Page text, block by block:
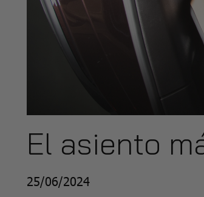
El asiento
25/06/2024